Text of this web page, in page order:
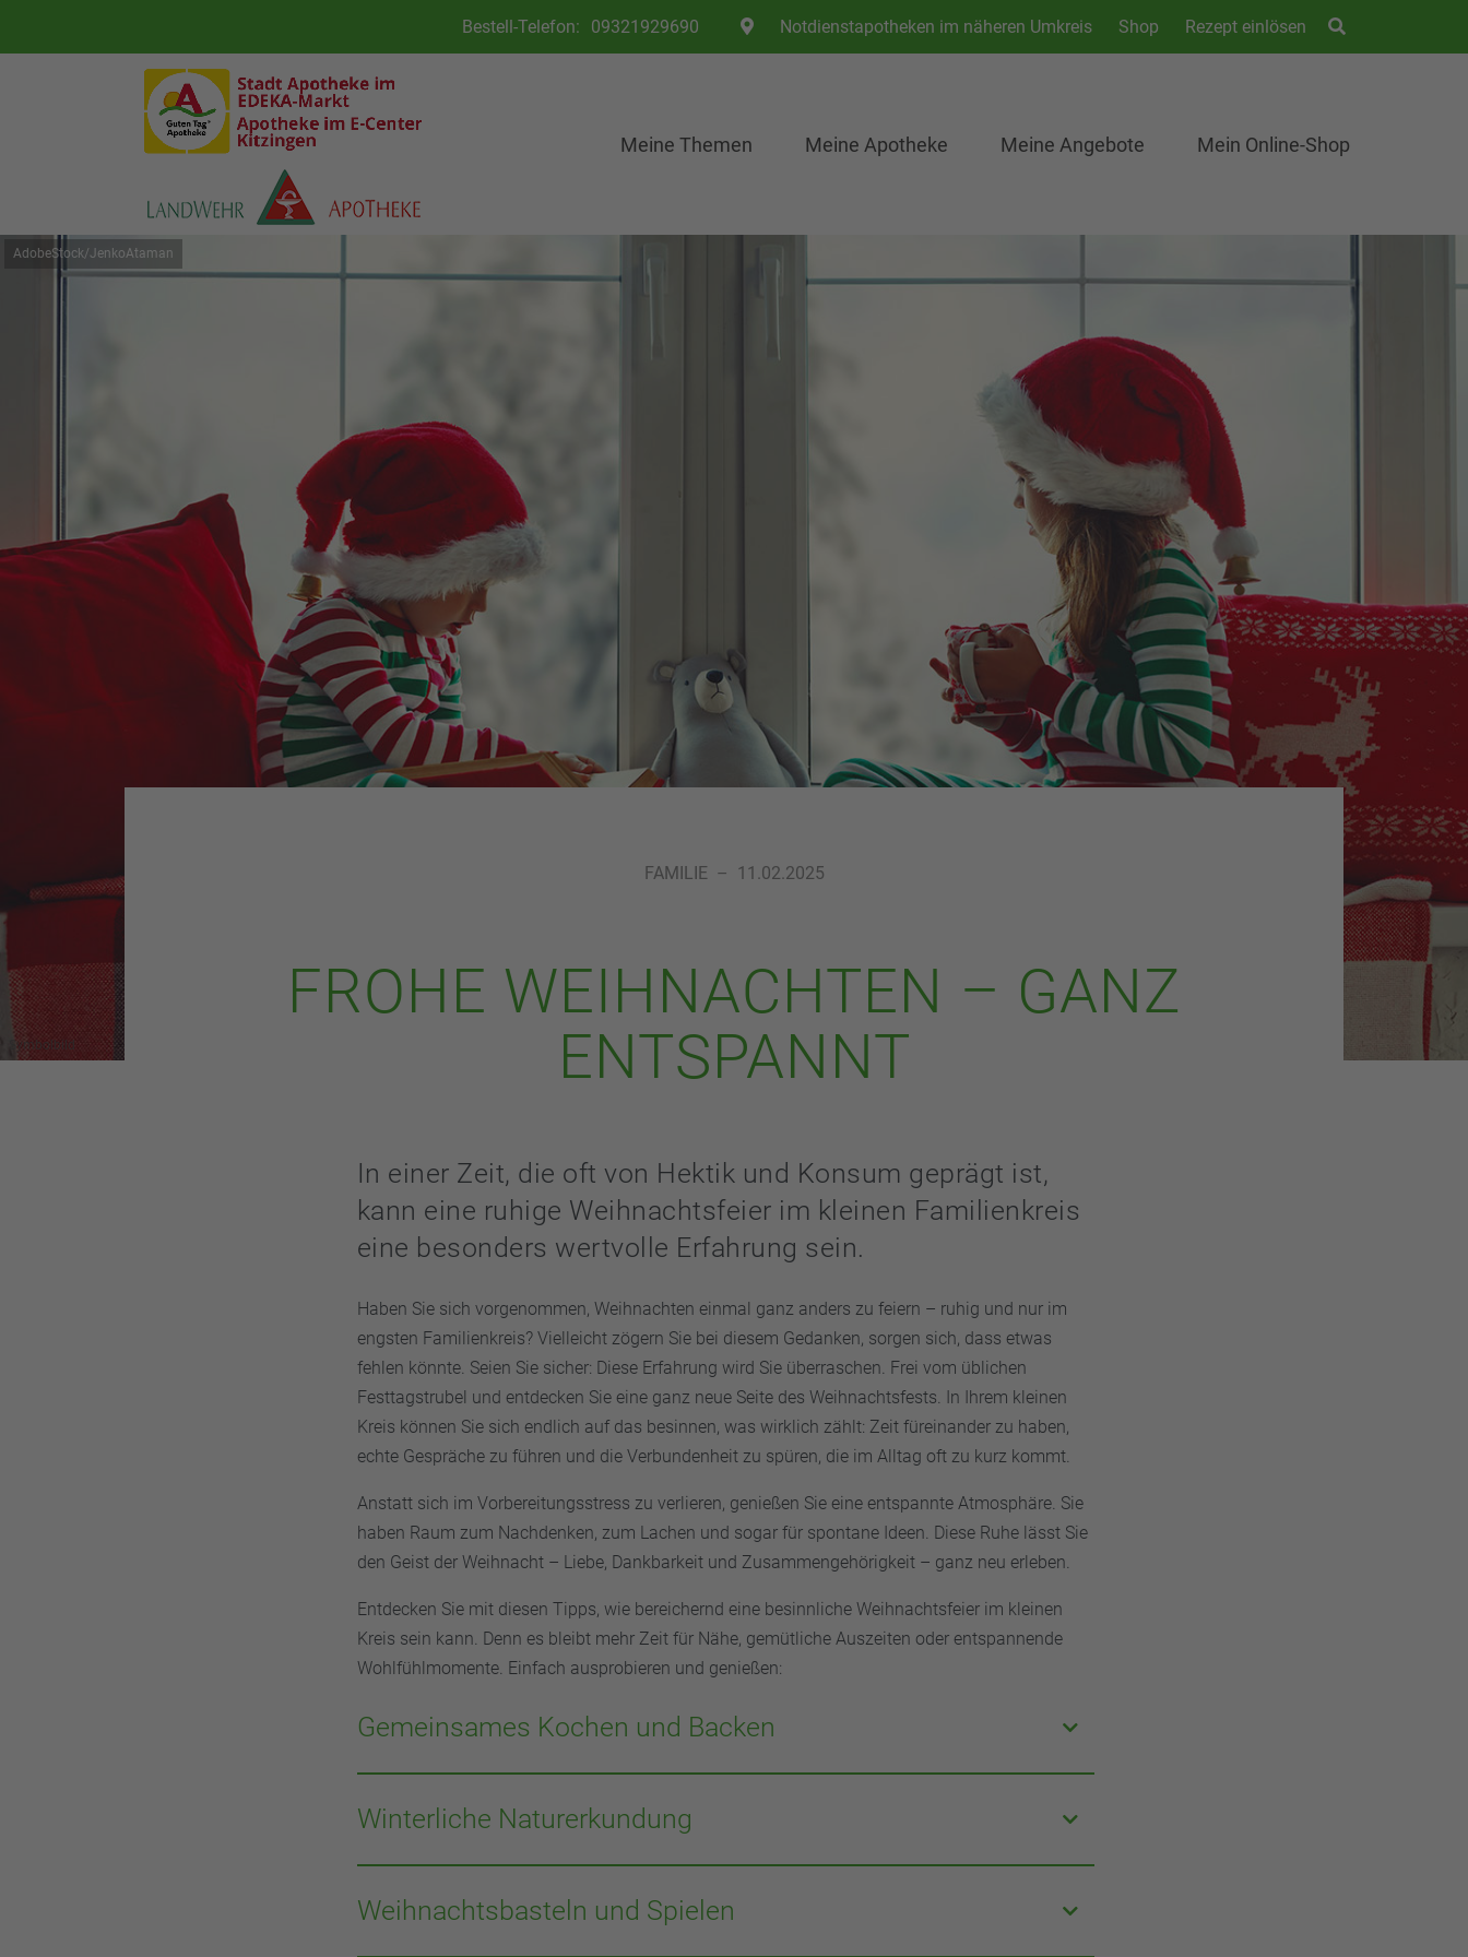
Telefon: 09321929690 Notdienstapotheken im näheren Umkreis Shop Rezept einlösen
Meine Themen Meine Apotheke Meine Angebote Mein Online-Shop
AdobeStock/JenkoAtaman
Symbolbild
FAMILIE – 11.02.2025
FROHE WEIHNACHTEN – GANZ
ENTSPANNT
In einer Zeit, die oft von Hektik und Konsum geprägt ist,
kann eine ruhige Weihnachtsfeier im kleinen Familienkreis
eine besonders wertvolle Erfahrung sein.
Haben Sie sich vorgenommen, Weihnachten einmal ganz anders zu feiern – ruhig und nur im
engsten Familienkreis? Vielleicht zögern Sie bei diesem Gedanken, sorgen sich, dass etwas
fehlen könnte. Seien Sie sicher: Diese Erfahrung wird Sie überraschen. Frei vom üblichen
Festtagstrubel und entdecken Sie eine ganz neue Seite des Weihnachtsfests. In Ihrem kleinen
Kreis können Sie sich endlich auf das besinnen, was wirklich zählt: Zeit füreinander zu haben,
echte Gespräche zu führen und die Verbundenheit zu spüren, die im Alltag oft zu kurz kommt.
Anstatt sich im Vorbereitungsstress zu verlieren, genießen Sie eine entspannte Atmosphäre. Sie
haben Raum zum Nachdenken, zum Lachen und sogar für spontane Ideen. Diese Ruhe lässt Sie
den Geist der Weihnacht – Liebe, Dankbarkeit und Zusammengehörigkeit – ganz neu erleben.
Entdecken Sie mit diesen Tipps, wie bereichernd eine besinnliche Weihnachtsfeier im kleinen
Kreis sein kann. Denn es bleibt mehr Zeit für Nähe, gemütliche Auszeiten oder entspannende
Wohlfühlmomente. Einfach ausprobieren und genießen:
Gemeinsames Kochen und Backen
Verwandeln Sie die Küche in den Mittelpunkt Ihres Weihnachtsfests. Bereiten Sie gemeinsam
ein festliches Menü zu oder backen Sie traditionelle Plätzchen. Dies fördert nicht nur die
Zusammenarbeit, sondern schafft auch wertvolle Erinnerungen. Der Duft von frisch
gebackenen Zimtsternen und die gemeinsame Kreativität beim Dekorieren der Kekse sorgen
für echte Weihnachtsstimmung. Vor allem Kinder lieben gemeinsames Backen!
Winterliche Naturerkundung
Unternehmen Sie einen Spaziergang durch verschneite Wälder oder einen nahegelegenen
Park. Die Ruhe der Natur und die frische Winterluft bieten eine willkommene Abwechslung
zum Stubenhocken. Nehmen Sie Thermoskannen mit heißem Tee mit und genießen Sie die
Weihnachtsbasteln und Spielen